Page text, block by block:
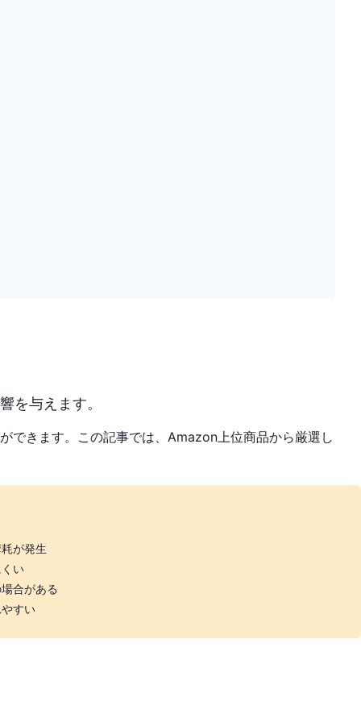
を与えます。
できます。この記事では、Amazon上位商品から厳選し
が発生
い
合がある
すい